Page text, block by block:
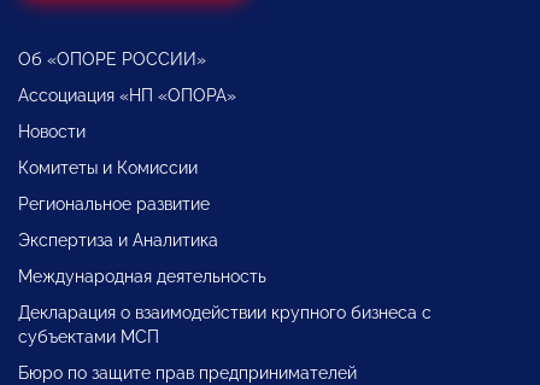
Об «ОПОРЕ РОССИИ»
Ассоциация «НП «ОПОРА»
Новости
Комитеты и Комиссии
Региональное развитие
Экспертиза и Аналитика
Международная деятельность
Декларация о взаимодействии крупного бизнеса с
субъектами МСП
Бюро по защите прав предпринимателей